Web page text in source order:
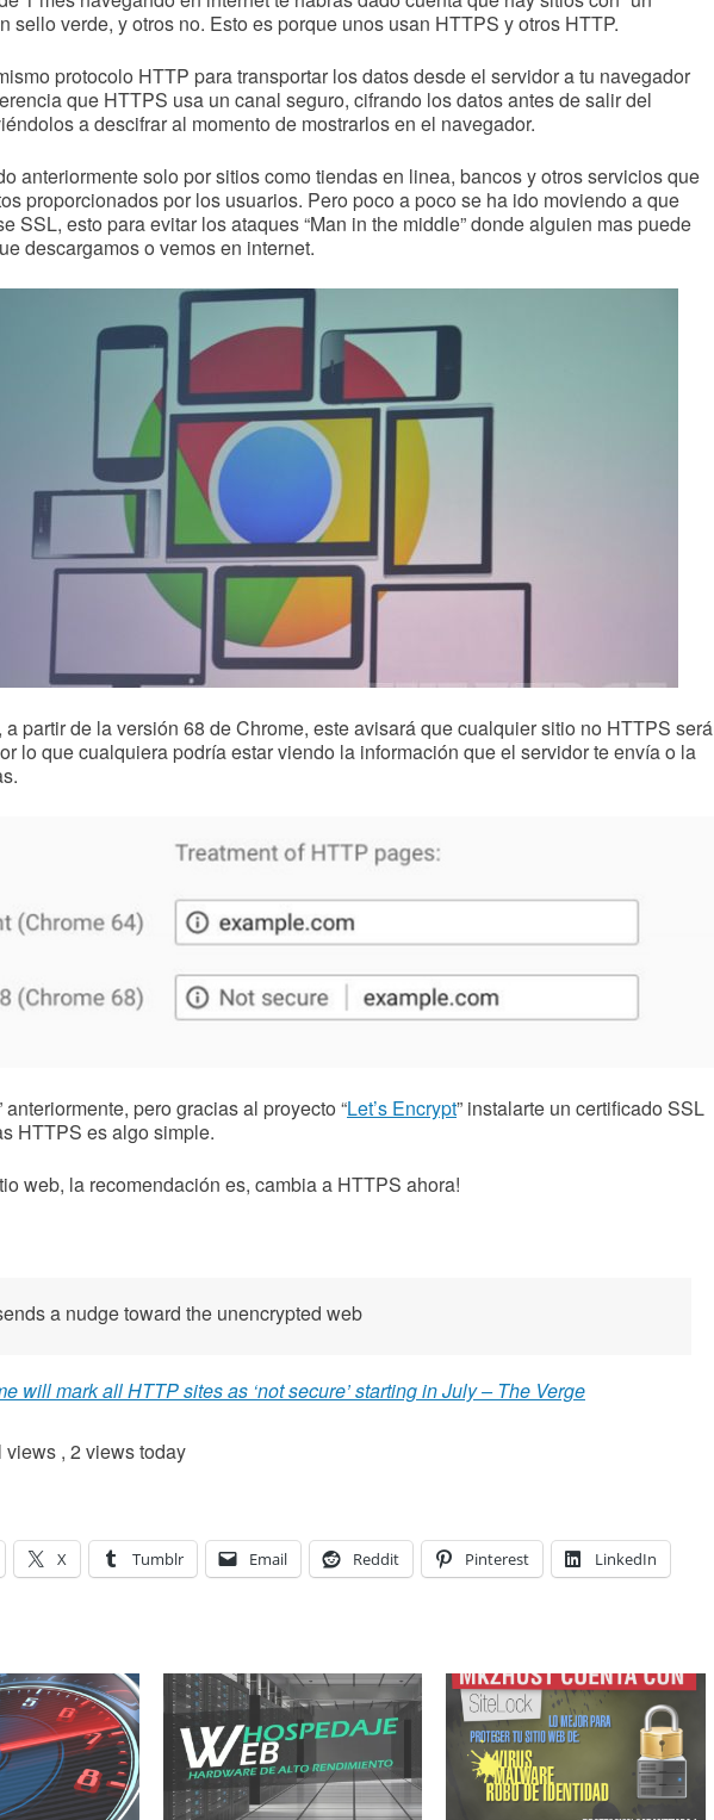
sello verde, y otros no. Esto es porque unos usan HTTPS y otros HTTP.
protocolo HTTP para transportar los datos desde el servidor a tu navegador
que HTTPS usa un canal seguro, cifrando los datos antes de salir del
a descifrar al momento de mostrarlos en el navegador.
anteriormente solo por sitios como tiendas en linea, bancos y otros servicios que
proporcionados por los usuarios. Pero poco a poco se ha ido moviendo a que
SSL, esto para evitar los ataques “Man in the middle” donde alguien mas puede
descargamos o vemos en internet.
partir de la versión 68 de Chrome, este avisará que cualquier sitio no HTTPS será
lo que cualquiera podría estar viendo la información que el servidor te envía o la
anteriormente, pero gracias al proyecto “Let’s Encrypt” instalarte un certificado SSL
HTTPS es algo simple.
web, la recomendación es, cambia a HTTPS ahora!
a nudge toward the unencrypted web
will mark all HTTP sites as ‘not secure’ starting in July – The Verge
views , 2 views today
X Tumblr Email Reddit Pinterest LinkedIn